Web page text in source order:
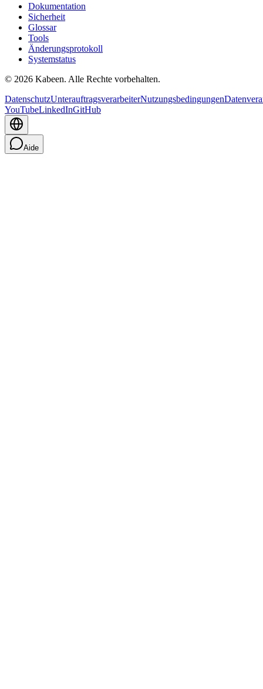
Dokumentation
Sicherheit
Glossar
Tools
Änderungsprotokoll
Systemstatus
© 2026 Kabeen. Alle Rechte vorbehalten.
DatenschutzUnterauftragsverarbeiterNutzungsbedingungen
YouTubeLinkedInGitHub
Aide